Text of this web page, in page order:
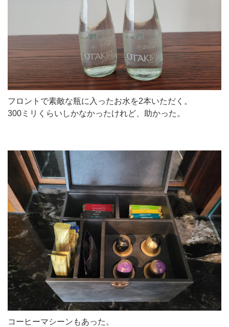
フロントで素敵な瓶に入ったお水を2本いただく。
300ミリくらいしかなかったけれど、助かった。
コーヒーマシーンもあった。